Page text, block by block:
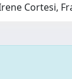
Cortesi,